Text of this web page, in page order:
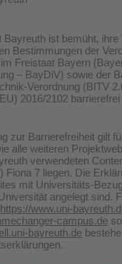
Bayreuth ist bemüht, ihre
Bestimmungen der
Freistaat Bayern
– BayDiV) sowie der
Verordnung (BITV
2016/2102
zur Barrierefreiheit gilt
alle weiteren
verwendeten
Fiona 7 liegen. Die
mit Universitäts-
angelegt sind.
https://www.uni-
campus.de
bayreuth.de